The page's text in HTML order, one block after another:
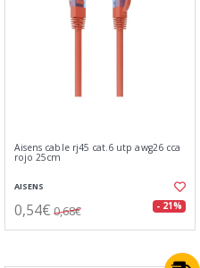
Aisens cable rj45 cat.6 utp awg26 cca
rojo 25cm
AISENS
0,54€ 0,68€ - 21%